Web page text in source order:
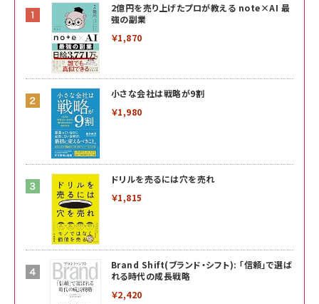
2億円を売り上げたプロが教える note×AI 最
強の副業
￥1,870
小さな会社は戦略が9割
￥1,980
ドリルを売るには穴を売れ
￥1,815
Brand Shift(ブランド・シフト): 「信頼」で選ば
れる時代の成長戦略
￥2,420